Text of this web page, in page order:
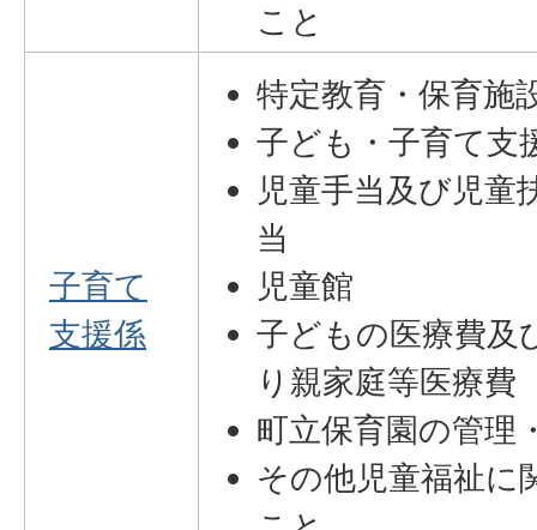
こと
子育て
支援係
特定教育・保育施
子ども・子育て支
児童手当及び児童
当
児童館
子どもの医療費及
り親家庭等医療費
町立保育園の管理
その他児童福祉に